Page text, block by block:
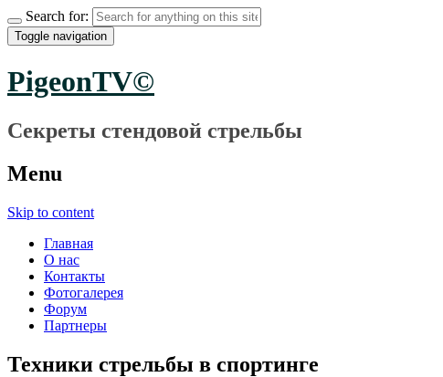
Search for:
Toggle navigation
PigeonTV©
Секреты стендовой стрельбы
Menu
Skip to content
Главная
О нас
Контакты
Фотогалерея
Форум
Партнеры
Техники стрельбы в спортинге